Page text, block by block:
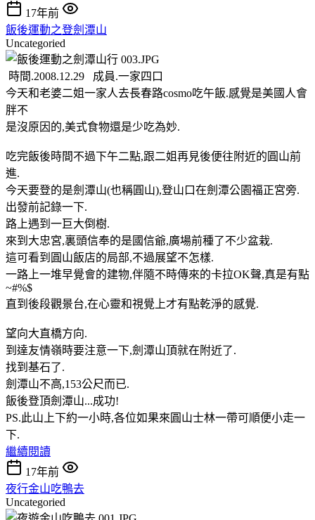
17年前
飯後運動之登劍潭山
Uncategoried
時間.2008.12.29 成員.一家四口
今天和老婆二姐一家人去長春路cosmo吃午飯.感覺是美國人會
胖不
是沒原因的,美式食物還是少吃為妙.
吃完飯後時間不過下午二點,跟二姐再見後便往附近的圓山前
進.
今天要登的是劍潭山(也稱圓山),登山口在劍潭公園福正宮旁.
出發前記錄一下.
路上遇到一巨大倒樹.
來到大忠宮,裏頭信奉的是國信爺,廣場前種了不少盆栽.
這可看到圓山飯店的局部,不過展望不怎樣.
一路上一堆早覺會的建物,伴隨不時傳來的卡拉OK聲,真是有點
~#%$
直到後段觀景台,在心靈和視覺上才有點乾淨的感覺.
望向大直橋方向.
到達友情嶺時要注意一下,劍潭山頂就在附近了.
找到基石了.
劍潭山不高,153公尺而已.
飯後登頂劍潭山...成功!
PS.此山上下約一小時,各位如果來圓山士林一帶可順便小走一
下.
繼續閱讀
17年前
夜行金山吃鴨去
Uncategoried